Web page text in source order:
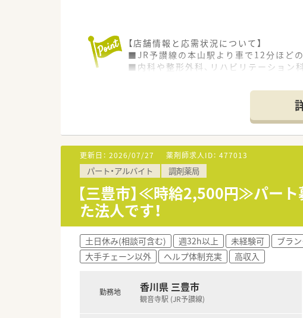
【店舗情報と応需状況について】
■JR予讃線の本山駅より車で12分ほどの
■内科や整形外科、リハビリテーション
■組織体制強化のための増員募集であり
■病院未経験でも調剤経験があれば応
■60代の方も相談可能となっており、経
【求人情報について】
■正社員としての雇用で、年収は経験や
■年間休日は117日確保されており、仕
■日祝が固定の休みでその他の休日はシ
【法人特徴について】
■地域に根差した患者様に信頼される病
■香川県屈指の回復期リハビリテーショ
■心の通う温かい医療サービスの提供を
更新日： 2026/07/27 薬剤師求人ID： 477013
パート・アルバイト 調剤薬局
【三豊市】≪時給2,500円≫パー
た法人です！
土日休み(相談可含む) 週32h以上 未経験可 ブラ
大手チェーン以外
ヘルプ体制充実 高収入
勤務地 香川県 三豊市
観音寺駅 (JR予讃線)